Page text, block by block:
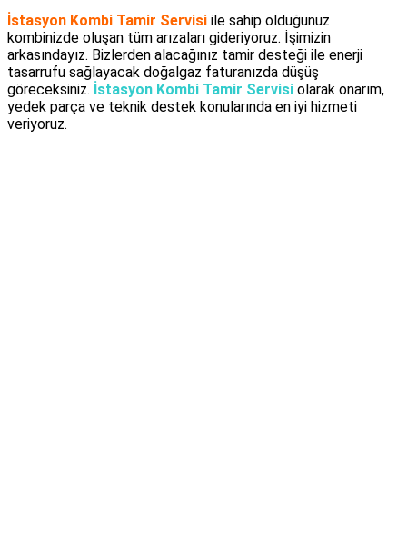
İstasyon Kombi Tamir Servisi ile sahip olduğunuz
kombinizde oluşan tüm arızaları gideriyoruz. İşimizin
arkasındayız. Bizlerden alacağınız tamir desteği ile enerji
tasarrufu sağlayacak doğalgaz faturanızda düşüş
göreceksiniz. İstasyon Kombi Tamir Servisi olarak onarım,
yedek parça ve teknik destek konularında en iyi hizmeti
veriyoruz.